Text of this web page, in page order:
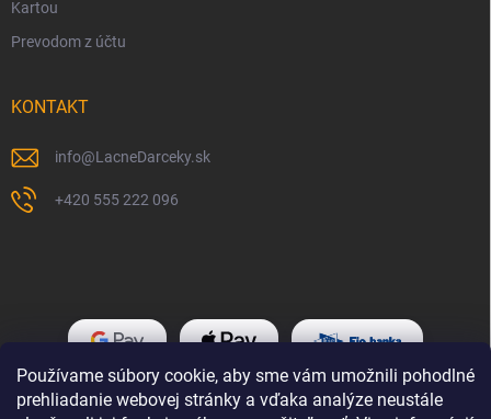
Používame súbory cookie, aby sme vám umožnili pohodlné
prehliadanie webovej stránky a vďaka analýze neustále
Kartou
Prevodom z účtu
KONTAKT
info@LacneDarceky.sk
+420 555 222 096